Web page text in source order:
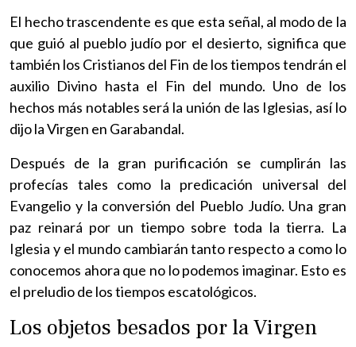
El hecho trascendente es que esta señal, al modo de la
que guió al pueblo judío por el desierto, significa que
también los Cristianos del Fin de los tiempos tendrán el
auxilio Divino hasta el Fin del mundo. Uno de los
hechos más notables será la unión de las Iglesias, así lo
dijo la Virgen en Garabandal.
Después de la gran purificación se cumplirán las
profecías tales como la predicación universal del
Evangelio y la conversión del Pueblo Judío. Una gran
paz reinará por un tiempo sobre toda la tierra. La
Iglesia y el mundo cambiarán tanto respecto a como lo
conocemos ahora que no lo podemos imaginar. Esto es
el preludio de los tiempos escatológicos.
Los objetos besados por la Virgen